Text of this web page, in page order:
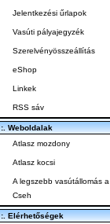
Jelentkezési űrlapok
Vasúti pályajegyzék
Szerelvényösszeállítás
eShop
Linkek
RSS sáv
:. Weboldalak
Atlasz mozdony
Atlasz kocsi
A legszebb vasútállomás a
Cseh
:. Elérhetőségek